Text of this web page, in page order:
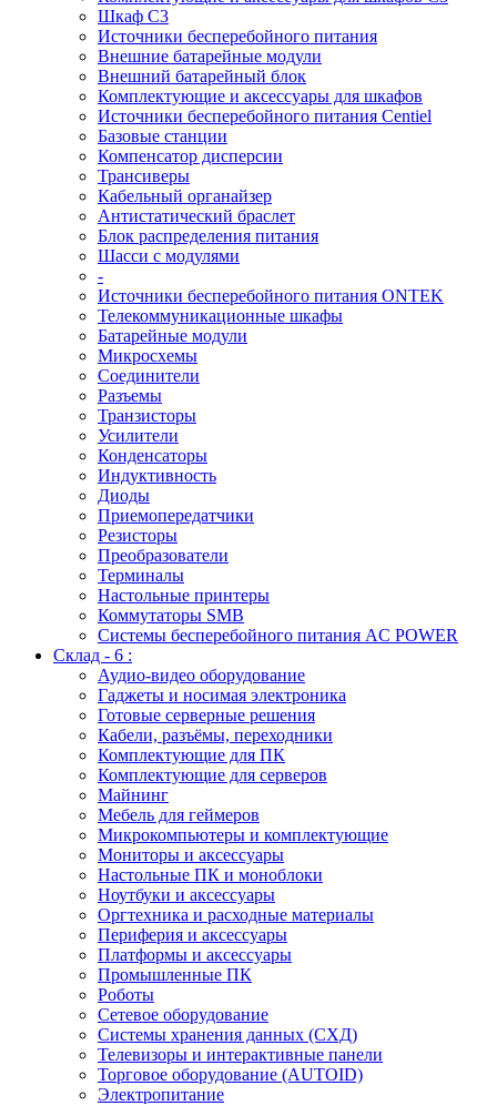
Шкаф C3
Источники бесперебойного питания
Внешние батарейные модули
Внешний батарейный блок
Комплектующие и аксессуары для шкафов
Источники бесперебойного питания Centiel
Базовые станции
Компенсатор дисперсии
Трансиверы
Кабельный органайзер
Антистатический браслет
Блок распределения питания
Шасси с модулями
-
Источники бесперебойного питания ONTEK
Телекоммуникационные шкафы
Батарейные модули
Микросхемы
Соединители
Разъемы
Транзисторы
Усилители
Конденсаторы
Индуктивность
Диоды
Приемопередатчики
Резисторы
Преобразователи
Терминалы
Настольные принтеры
Коммутаторы SMB
Системы бесперебойного питания AC POWER
Склад - 6 :
Аудио-видео оборудование
Гаджеты и носимая электроника
Готовые серверные решения
Кабели, разъёмы, переходники
Комплектующие для ПК
Комплектующие для серверов
Майнинг
Мебель для геймеров
Микрокомпьютеры и комплектующие
Мониторы и аксессуары
Настольные ПК и моноблоки
Ноутбуки и аксессуары
Оргтехника и расходные материалы
Периферия и аксессуары
Платформы и аксессуары
Промышленные ПК
Роботы
Сетевое оборудование
Системы хранения данных (СХД)
Телевизоры и интерактивные панели
Торговое оборудование (AUTOID)
Электропитание